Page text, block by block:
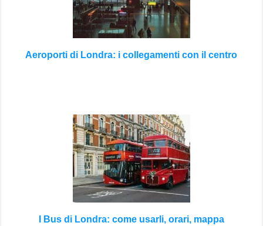
Aeroporti di Londra: i collegamenti con il centro
I Bus di Londra: come usarli, orari, mappa